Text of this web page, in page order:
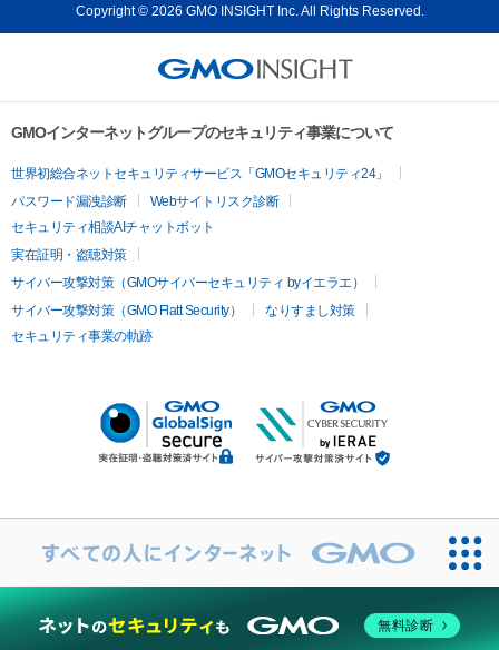
Copyright © 2026 GMO INSIGHT Inc. All Rights Reserved.
GMOインターネットグループのセキュリティ事業について
世界初総合ネットセキュリティサービス「GMOセキュリティ24」
パスワード漏洩診断
Webサイトリスク診断
セキュリティ相談AIチャットボット
実在証明・盗聴対策
サイバー攻撃対策（GMOサイバーセキュリティ byイエラエ）
サイバー攻撃対策（GMO Flatt Security）
なりすまし対策
セキュリティ事業の軌跡
無料診断